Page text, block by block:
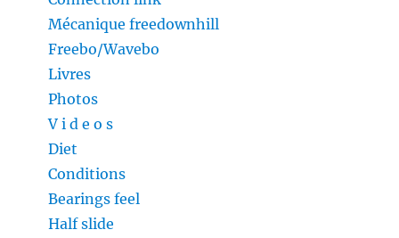
Mécanique freedownhill
Freebo/Wavebo
Livres
Photos
V i d e o s
Diet
Conditions
Bearings feel
Half slide